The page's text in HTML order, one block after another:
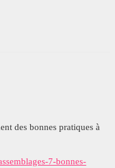
des bonnes pratiques à
7-bonnes-